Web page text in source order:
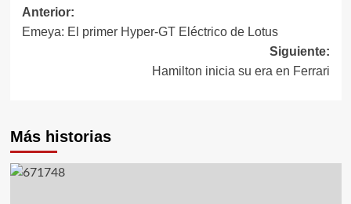
Navegación
de
Anterior:
Emeya: El primer Hyper-GT Eléctrico de Lotus
Siguiente:
Hamilton inicia su era en Ferrari
Más historias